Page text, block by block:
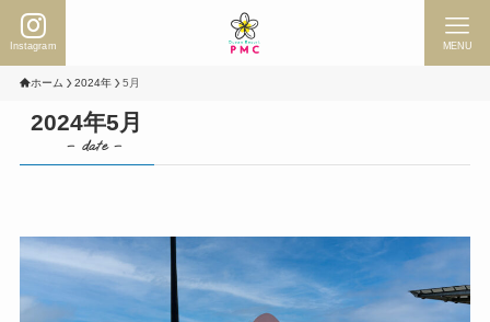
Instagram MENU
ホーム 2024年 5月
2024年5月
– date –